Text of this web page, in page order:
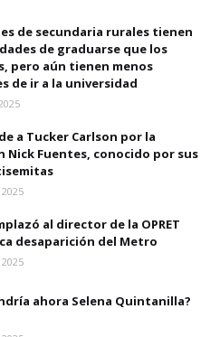
de secundaria rurales tienen
de graduarse que los
pero aún tienen menos
de ir a la universidad
a Tucker Carlson por la
Nick Fuentes, conocido por sus
al director de la OPRET
desaparición del Metro
ahora Selena Quintanilla?